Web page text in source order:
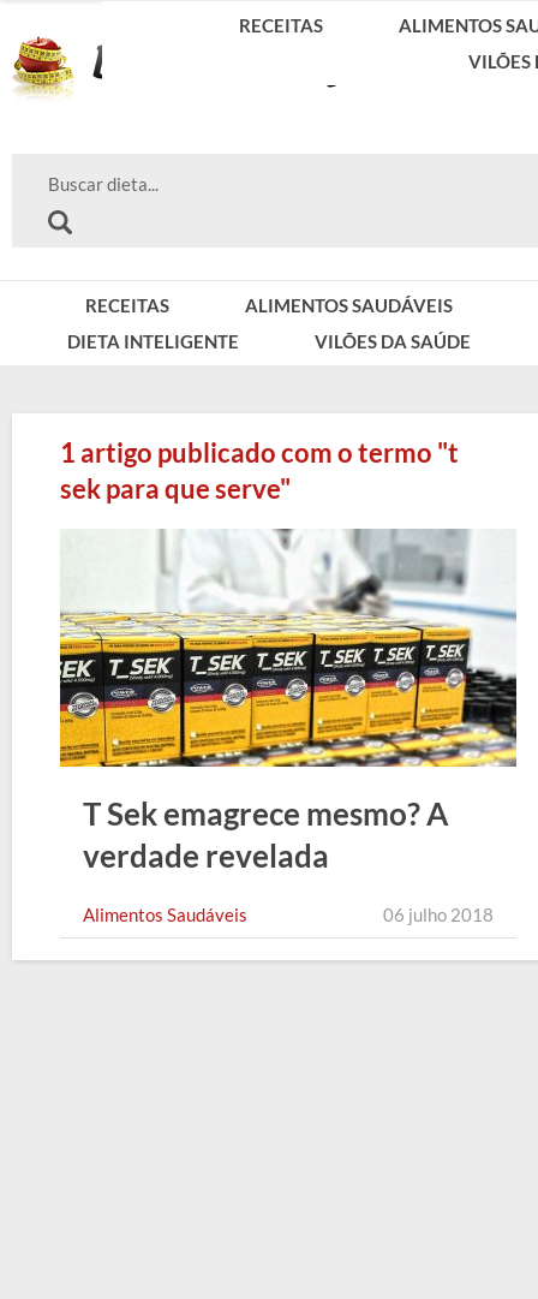
RECEITAS
ALIMENTOS SAUDÁVEIS
DIETA INTELIGENTE
VILÕES DA SAÚDE
RECEITAS
ALIMENTOS
VILÕES
1 artigo publicado com o termo "t
sek para que serve"
T Sek emagrece mesmo? A
verdade revelada
Alimentos Saudáveis 06 julho 2018